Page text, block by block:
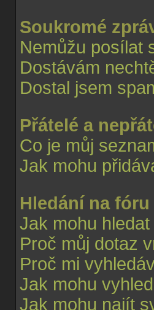
Soukromé
Nemůžu posílat
Dostávám
Dostal jsem
Přátelé a
Co je můj
Jak mohu
Hledání na fóru
Jak mohu
Proč můj dotaz
Proč mi
Jak mohu
Jak mohu najít